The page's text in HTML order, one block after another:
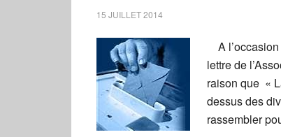
15 JUILLET 2014
A
lettre de
raison que «
dessus des
rassembler